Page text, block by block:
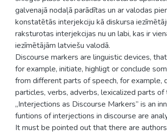
galvenajā nodaļā parādītas un ar valodas
konstatētās interjekciju kā diskursa
raksturotas interjekcijas nu un labi, kas ir
iezīmētājām latviešu valodā.
Discourse markers are linguistic devices,
for example, initiate, highligt or conclude
from different parts of speech, for example,
particles, verbs, adverbs, lexicalized parts
„Interjections as Discourse Markers” is an
funtions of interjections in discourse are
It must be pointed out that there are